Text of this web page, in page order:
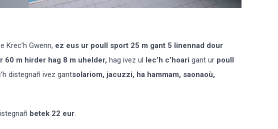
Krec’h Gwenn, ez eus ur poull sport 25 m gant 5 linennad dour
60 m hirder hag 8 m uhelder, hag ivez ul lec’h c’hoari gant ur poull
distegnañ ivez gantsolariom, jacuzzi, ha hammam, saonaoù,
betek 22 eur.